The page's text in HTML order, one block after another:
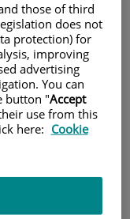
those of third
does not
protection) for
improving
advertising
You can
button "Accept
use from this
here: Cookie